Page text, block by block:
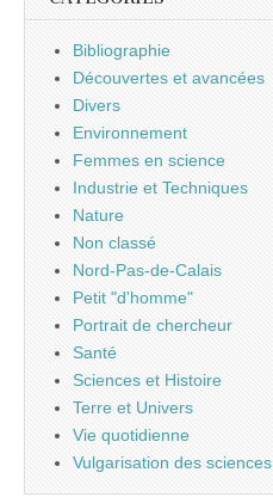
Bibliographie
Découvertes et avancées
Divers
Environnement
Femmes en science
Industrie et Techniques
Nature
Non classé
Nord-Pas-de-Calais
Petit "d'homme"
Portrait de chercheur
Santé
Sciences et Histoire
Terre et Univers
Vie quotidienne
Vulgarisation des sciences